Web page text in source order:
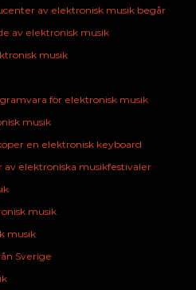
av elektronisk musik begår
av elektronisk musik
musik
för elektronisk musik
musik
en elektronisk keyboard
av elektroniska musikfestivaler
musik
musik
Sverige